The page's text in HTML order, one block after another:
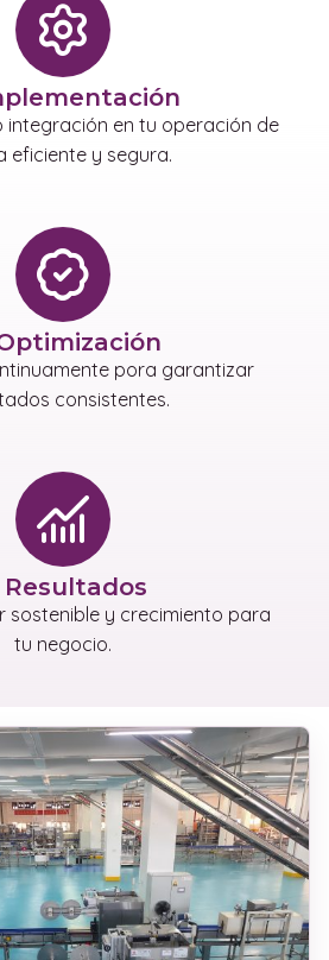
integración en tu operación de
eficiente y segura.
pora garantizar
consistentes.
Resultados
sostenible y crecimiento para
tu negocio.